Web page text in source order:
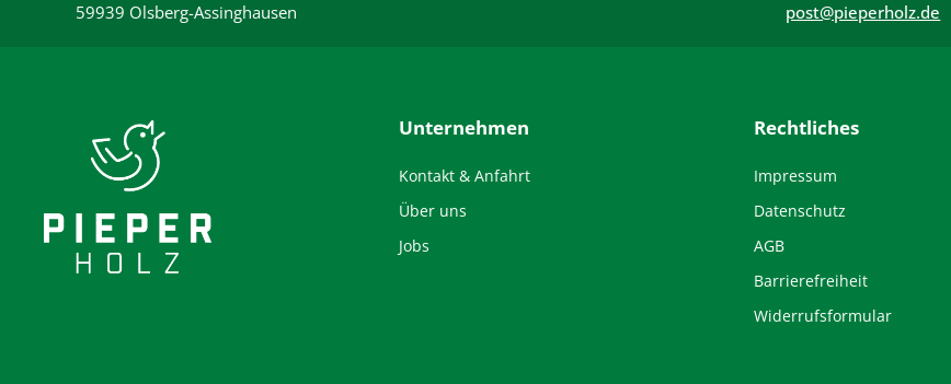
59939 Olsberg-Assinghausen
post@pieperholz.de
Unternehmen
Kontakt & Anfahrt
Über uns
Jobs
Rechtliches
Impressum
Datenschutz
AGB
Barrierefreiheit
Widerrufsformular